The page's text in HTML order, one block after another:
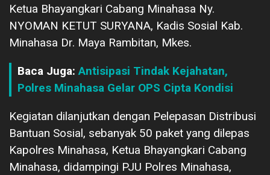
Ketua Bhayangkari Cabang Minahasa Ny.
NYOMAN KETUT SURYANA, Kadis Sosial Kab.
Minahasa Dr. Maya Rambitan, Mkes.
Baca Juga:Antisipasi Tindak Kejahatan,
Polres Minahasa Gelar OPS Cipta Kondisi
Kegiatan dilanjutkan dengan Pelepasan Distribusi
Bantuan Sosial, sebanyak 50 paket yang dilepas
Kapolres Minahasa, Ketua Bhayangkari Cabang
Minahasa, didampingi PJU Polres Minahasa,